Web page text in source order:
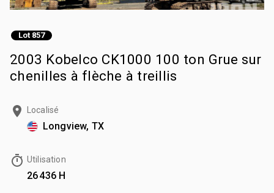
Lot 857
2003 Kobelco CK1000 100 ton Grue sur
chenilles à flèche à treillis
Localisé
Longview, TX
Utilisation
26 436 H